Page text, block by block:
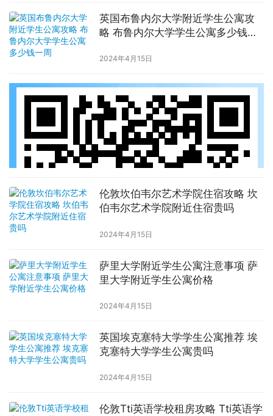
英国布鲁内尔大学附近学生公寓攻
略 布鲁内尔大学学生公寓多少钱一
2024年4月15日
伦敦坎伯韦尔艺术学院住宿攻略 坎
伯韦尔艺术学院附近住宿贵吗
2024年4月15日
萨里大学附近学生公寓注意事项 萨
里大学附近学生公寓价格
2024年4月15日
英国埃克塞特大学学生公寓推荐 埃
克塞特大学学生公寓贵吗
2024年4月15日
伦敦Tti英语学校租房攻略 Tti英语学